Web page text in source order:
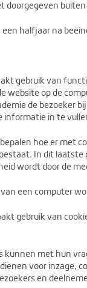
doorgegeven
halfjaar na
gebruik van
website op de
de bezoeker
informatie in te
hoe er met
In dit laatste
wordt door de
een computer
gebruik van
kunnen met hun
voor inzage,
en